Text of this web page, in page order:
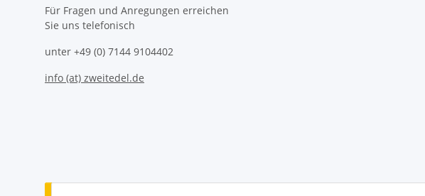
Für Fragen und Anregungen erreichen
Sie uns telefonisch
unter +49 (0) 7144 9104402
info (at) zweitedel.de